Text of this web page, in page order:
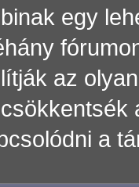
egy
az
a